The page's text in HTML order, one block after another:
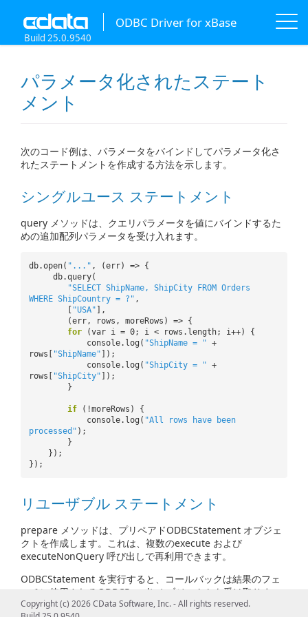
ODBC Driver for xBase
Build 25.0.9540
パラメータ化されたステート
メント
次のコード例は、パラメータをバインドしてパラメータ化さ
れたステートメントを作成する方法を示します。
シングルユース ステートメント
query メソッドは、クエリパラメータを値にバインドするた
めの追加配列パラメータを受け入れます。
db.open( "..." , (err) => {
db.query(
"SELECT ShipName, ShipCity FROM Orders
WHERE ShipCountry = ?" ,
"USA" ],
(err, rows, moreRows) => {
for
(var i = 0; i < rows.length; i++) {
console.log( "ShipName = " +
rows[
"ShipName" ]);
console.log( "ShipCity = " +
rows[
"ShipCity" ]);
}
if
(!moreRows) {
console.log( "All rows have been
processed" );
}
});
});
リユーザブル ステートメント
prepare メソッドは、プリペアドODBCStatement オブジェ
クトを作成します。これは、複数のexecute および
executeNonQuery 呼び出しで再利用できます。
ODBCStatement を実行すると、コールバックは結果のフェ
ッチに使用されるODBCResult オブジェクトを受け取りま
す。すべての結果を一度に配列にフェッチするために使用す
Copyright (c) 2026 CData Software, Inc. - All rights reserved.